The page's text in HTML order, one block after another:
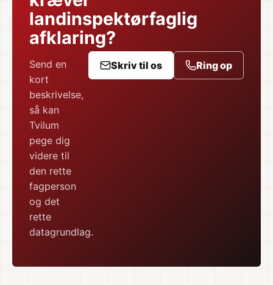
landinspektørfaglig
afklaring?
Send en
kort
beskrivelse,
så kan
Tvilum
pege dig
videre til
den rette
fagperson
og det
rette
datagrundlag.
Skriv til os Ring op